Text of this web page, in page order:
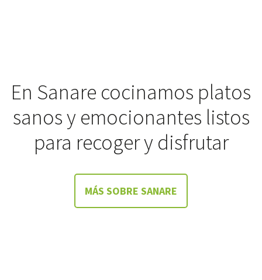
En Sanare cocinamos platos
sanos y emocionantes listos
para recoger y disfrutar
MÁS SOBRE SANARE